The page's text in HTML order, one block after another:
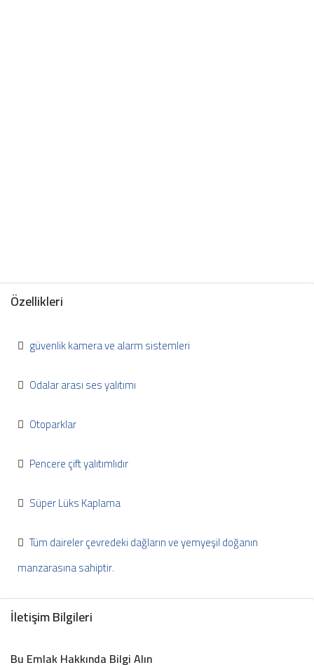
Özellikleri
güvenlik kamera ve alarm sistemleri
Odalar arası ses yalıtımı
Otoparklar
Pencere çift yalıtımlıdır
Süper Lüks Kaplama
Tüm daireler çevredeki dağların ve yemyeşil doğanın
manzarasına sahiptir.
İletişim Bilgileri
Bu Emlak Hakkında Bilgi Alın